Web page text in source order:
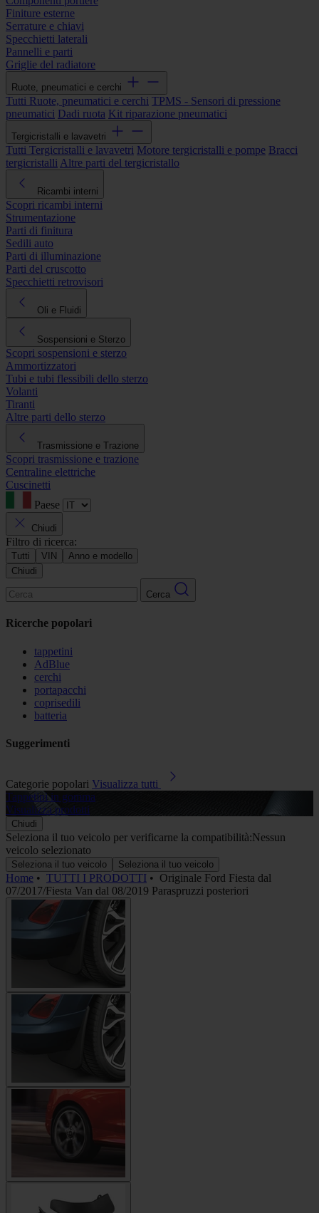
Finiture esterne
Serrature e chiavi
Specchietti laterali
Pannelli e parti
Griglie del radiatore
Ruote, pneumatici e cerchi
Tutti Ruote, pneumatici e cerchi TPMS - Sensori di pressione
pneumatici Dadi ruota Kit riparazione pneumatici
Tergicristalli e lavavetri
Tutti Tergicristalli e lavavetri Motore tergicristalli e pompe Bracci
tergicristalli Altre parti del tergicristallo
Ricambi interni
Scopri ricambi interni
Strumentazione
Parti di finitura
Sedili auto
Parti di illuminazione
Parti del cruscotto
Specchietti retrovisori
Oli e Fluidi
Sospensioni e Sterzo
Scopri sospensioni e sterzo
Ammortizzatori
Tubi e tubi flessibili dello sterzo
Volanti
Tiranti
Altre parti dello sterzo
Trasmissione e Trazione
Scopri trasmissione e trazione
Centraline elettriche
Cuscinetti
Paese
Chiudi
Filtro di ricerca:
Tutti VIN
Anno e modello
Chiudi
Cerca
Ricerche popolari
tappetini
AdBlue
cerchi
portapacchi
coprisedili
batteria
Suggerimenti
Categorie popolari Visualizza tutti
Tappetini in gomma
Visualizza prodotti
Chiudi
Seleziona il tuo veicolo per verificarne la compatibilità:Nessun
veicolo selezionato
Seleziona il tuo veicolo Seleziona il tuo veicolo
Home • TUTTI I PRODOTTI • Originale Ford Fiesta dal
07/2017/Fiesta Van dal 08/2019 Paraspruzzi posteriori